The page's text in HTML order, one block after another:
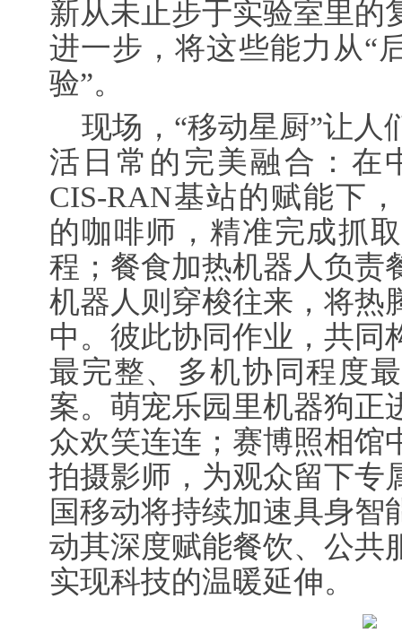
新从未止步于实验室里的
进一步，将这些能力从“
验”。
现场，“移动星厨”让人
活日常的完美融合：在
CIS-RAN基站的赋能下
的咖啡师，精准完成抓
程；餐食加热机器人负责
机器人则穿梭往来，将热
中。彼此协同作业，共同
最完整、多机协同程度
案。萌宠乐园里机器狗正
众欢笑连连；赛博照相馆
拍摄影师，为观众留下专
国移动将持续加速具身智
动其深度赋能餐饮、公共
实现科技的温暖延伸。